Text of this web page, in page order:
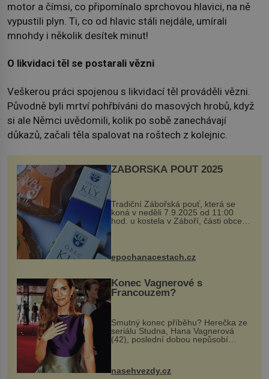
motor a čímsi, co připomínalo sprchovou hlavici, na ně
vypustili plyn. Ti, co od hlavic stáli nejdále, umírali
mnohdy i několik desítek minut!
O likvidaci těl se postarali vězni
Veškerou práci spojenou s likvidací těl prováděli vězni.
Původně byli mrtví pohřbíváni do masových hrobů, když
si ale Němci uvědomili, kolik po sobě zanechávají
důkazů, začali těla spalovat na roštech z kolejnic.
ZÁBOŘSKÁ POUŤ 2025
Tradiční Zábořská pouť, která se
koná v neděli 7.9.2025 od 11:00
hod. u kostela v Záboří, části obce
Kly u Mělníka. V programu naleznete
komentovanou prohlídku kostela,
epochanacestach.cz
Konec Vagnerové s
Francouzem?
Smutný konec příběhu? Herečka ze
seriálu Studna, Hana Vagnerová
(42), poslední dobou nepůsobí
nasehvezdy.cz